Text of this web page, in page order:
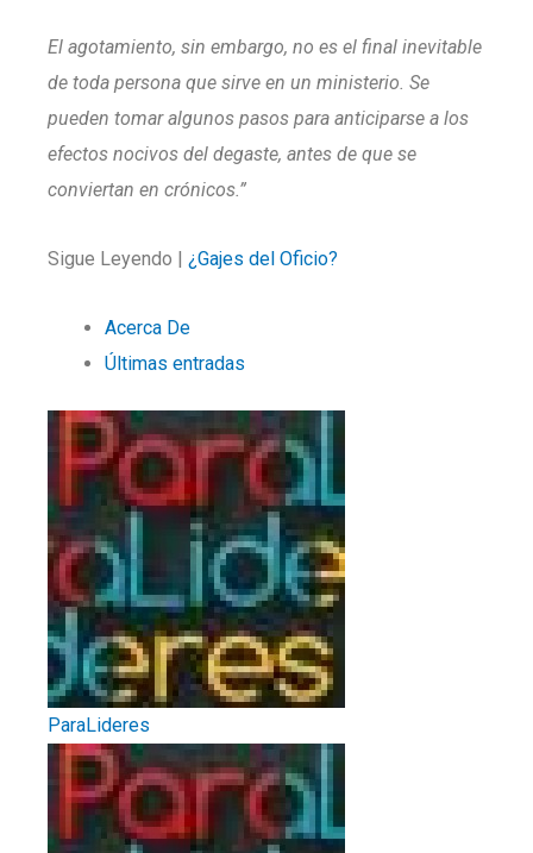
El agotamiento, sin embargo, no es el final inevitable
de toda persona que sirve en un ministerio. Se
pueden tomar algunos pasos para anticiparse a los
efectos nocivos del degaste, antes de que se
conviertan en crónicos.”
Sigue Leyendo | ¿Gajes del Oficio?
Acerca De
Últimas entradas
ParaLideres